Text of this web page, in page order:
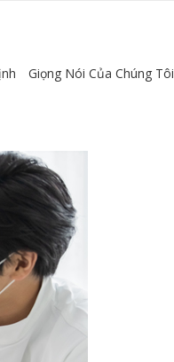
Giọng Nói Của Chúng Tôi